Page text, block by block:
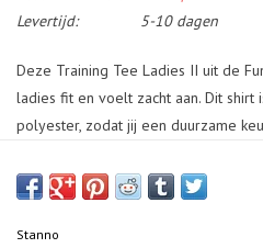
Levertijd:
5-10 dagen
Deze Training Tee Ladies II uit de
ladies fit en voelt zacht aan. Dit shirt
polyester, zodat jij een duurzame
garandeert optimale vochtafvoer.
bevinden zich Stanno logo’s.
Stanno